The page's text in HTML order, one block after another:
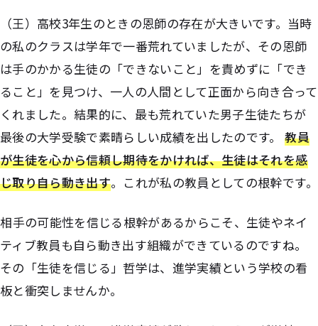
（王）高校3年生のときの恩師の存在が大きいです。当時
の私のクラスは学年で一番荒れていましたが、その恩師
は手のかかる生徒の「できないこと」を責めずに「でき
ること」を見つけ、一人の人間として正面から向き合って
くれました。結果的に、最も荒れていた男子生徒たちが
最後の大学受験で素晴らしい成績を出したのです。教員
が生徒を心から信頼し期待をかければ、生徒はそれを感
じ取り自ら動き出す。これが私の教員としての根幹です。
――相手の可能性を信じる根幹があるからこそ、生徒やネイ
ティブ教員も自ら動き出す組織ができているのですね。
その「生徒を信じる」哲学は、進学実績という学校の看
板と衝突しませんか。